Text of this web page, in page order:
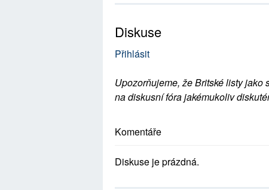
Diskuse
Přihlásit
Upozorňujeme, že Britské listy
na diskusní fóra jakémukoliv
Komentáře
Diskuse je prázdná.